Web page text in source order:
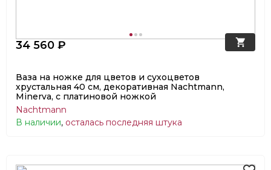
34 560 ₽
Ваза на ножке для цветов и сухоцветов
хрустальная 40 см, декоративная Nachtmann,
Minerva, с платиновой ножкой
Nachtmann
В наличии, осталась последняя штука